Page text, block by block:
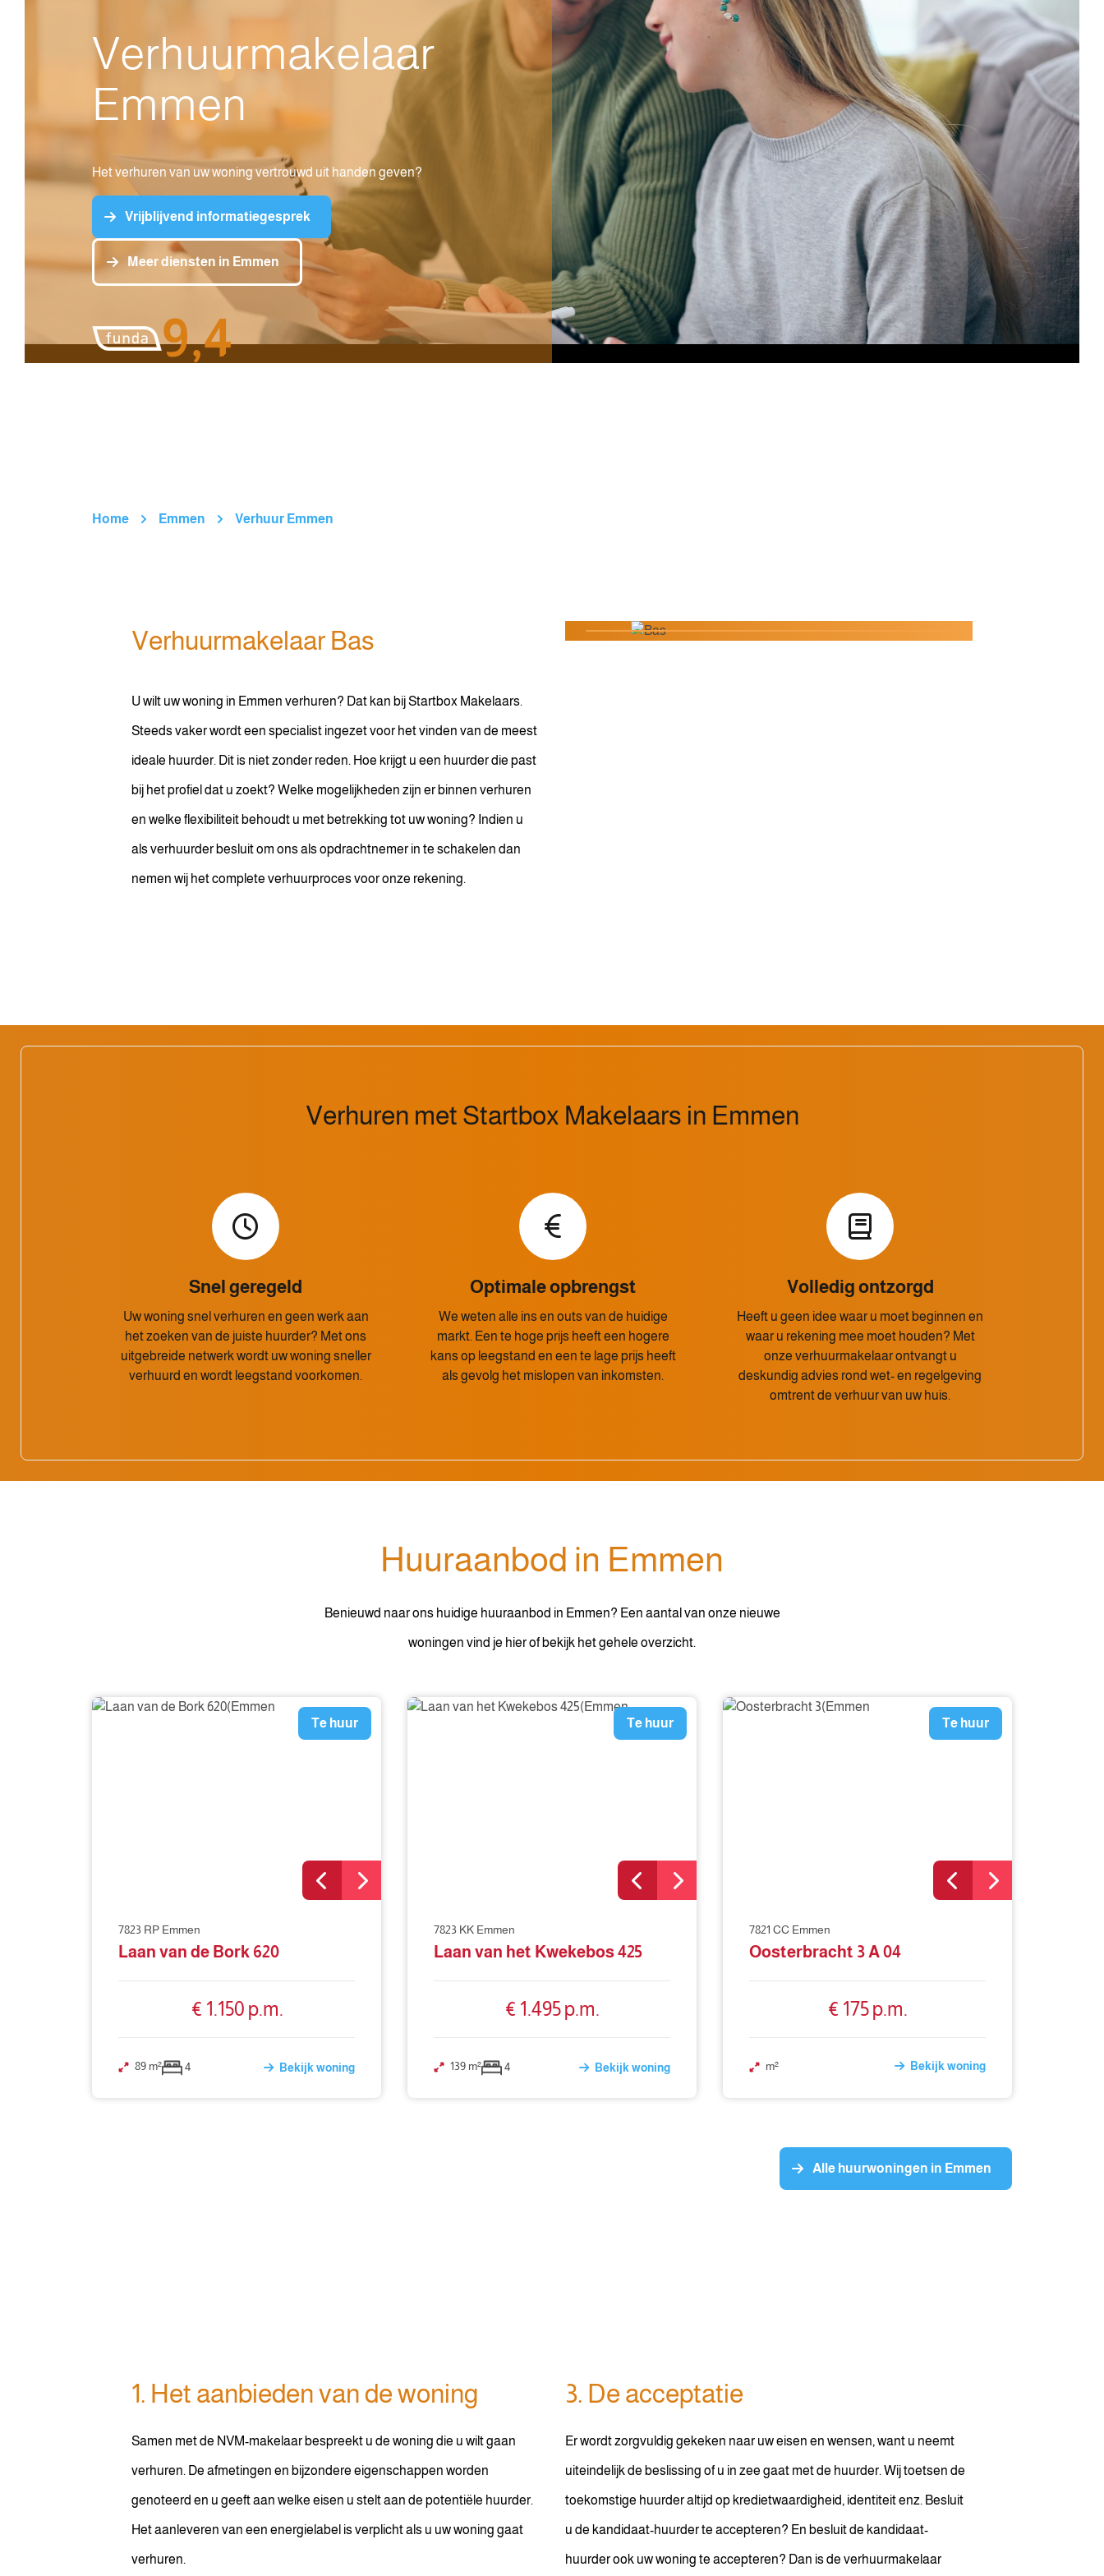
Verhuurmakelaar
Emmen
Het verhuren van uw woning vertrouwd uit handen geven?
Vrijblijvend informatiegesprek
Meer diensten in Emmen
9,4
Home Emmen Verhuur Emmen
Verhuurmakelaar Bas
U wilt uw woning in Emmen verhuren? Dat kan bij Startbox Makelaars.
Steeds vaker wordt een specialist ingezet voor het vinden van de meest
ideale huurder. Dit is niet zonder reden. Hoe krijgt u een huurder die past
bij het profiel dat u zoekt? Welke mogelijkheden zijn er binnen verhuren
en welke flexibiliteit behoudt u met betrekking tot uw woning? Indien u
als verhuurder besluit om ons als opdrachtnemer in te schakelen dan
nemen wij het complete verhuurproces voor onze rekening.
Verhuren met Startbox Makelaars in Emmen
Snel geregeld
Uw woning snel verhuren en geen werk aan
het zoeken van de juiste huurder? Met ons
uitgebreide netwerk wordt uw woning sneller
verhuurd en wordt leegstand voorkomen.
Optimale opbrengst
We weten alle ins en outs van de huidige
markt. Een te hoge prijs heeft een hogere
kans op leegstand en een te lage prijs heeft
als gevolg het mislopen van inkomsten.
Volledig ontzorgd
Heeft u geen idee waar u moet beginnen en
waar u rekening mee moet houden? Met
onze verhuurmakelaar ontvangt u
deskundig advies rond wet- en regelgeving
omtrent de verhuur van uw huis.
Huuraanbod in Emmen
Benieuwd naar ons huidige huuraanbod in Emmen? Een aantal van onze nieuwe
woningen vind je hier of bekijk het gehele overzicht.
Te huur
7823 RP Emmen
Laan van de Bork 620
€ 1.150 p.m.
89 m² 4 Bekijk woning
Te huur
7823 KK Emmen
Laan van het Kwekebos 425
€ 1.495 p.m.
139 m² 4 Bekijk woning
Te huur
7821 CC Emmen
Oosterbracht 3 A 04
€ 175 p.m.
m² Bekijk woning
Alle huurwoningen in Emmen
1. Het aanbieden van de woning
Samen met de NVM-makelaar bespreekt u de woning die u wilt gaan
verhuren. De afmetingen en bijzondere eigenschappen worden
genoteerd en u geeft aan welke eisen u stelt aan de potentiële huurder.
Het aanleveren van een energielabel is verplicht als u uw woning gaat
verhuren.
3. De acceptatie
Er wordt zorgvuldig gekeken naar uw eisen en wensen, want u neemt
uiteindelijk de beslissing of u in zee gaat met de huurder. Wij toetsen de
toekomstige huurder altijd op kredietwaardigheid, identiteit enz. Besluit
u de kandidaat-huurder te accepteren? En besluit de kandidaat-
huurder ook uw woning te accepteren? Dan is de verhuurmakelaar